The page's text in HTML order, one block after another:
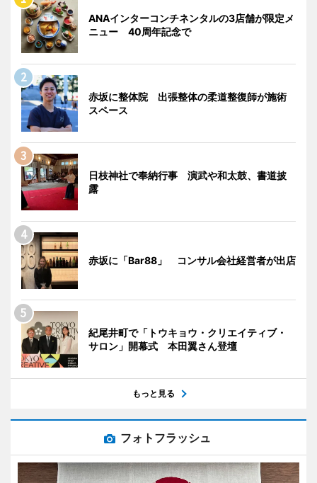
ANAインターコンチネンタルの3店舗が限定メ
ニュー 40周年記念で
赤坂に整体院 出張整体の柔道整復師が施術
スペース
日枝神社で奉納行事 演武や和太鼓、書道披
露
赤坂に「Bar88」 コンサル会社経営者が出店
紀尾井町で「トウキョウ・クリエイティブ・
サロン」開幕式 本田翼さん登壇
もっと見る
フォトフラッシュ